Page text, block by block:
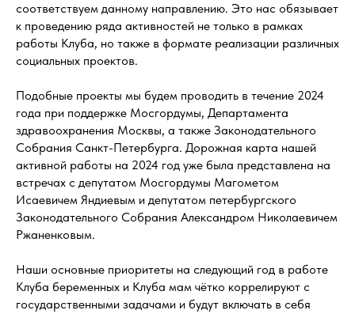
соответствуем данному направлению. Это нас обязывает
к проведению ряда активностей не только в рамках
работы Клуба, но также в формате реализации различных
социальных проектов.
Подобные проекты мы будем проводить в течение 2024
года при поддержке Мосгордумы, Департамента
здравоохранения Москвы, а также Законодательного
Собрания Санкт-Петербурга. Дорожная карта нашей
активной работы на 2024 год уже была представлена на
встречах с депутатом Мосгордумы Магометом
Исаевичем Яндиевым и депутатом петербургского
Законодательного Собрания Александром Николаевичем
Ржаненковым.
Наши основные приоритеты на следующий год в работе
Клуба беременных и Клуба мам чётко коррелируют с
государственными задачами и будут включать в себя